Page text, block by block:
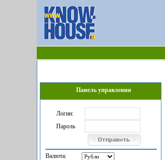
Панель управления
Логин:
Пароль
Валюта: